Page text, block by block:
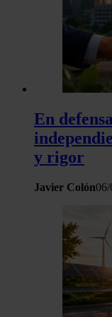
En
y rigor
Javier Colón06/